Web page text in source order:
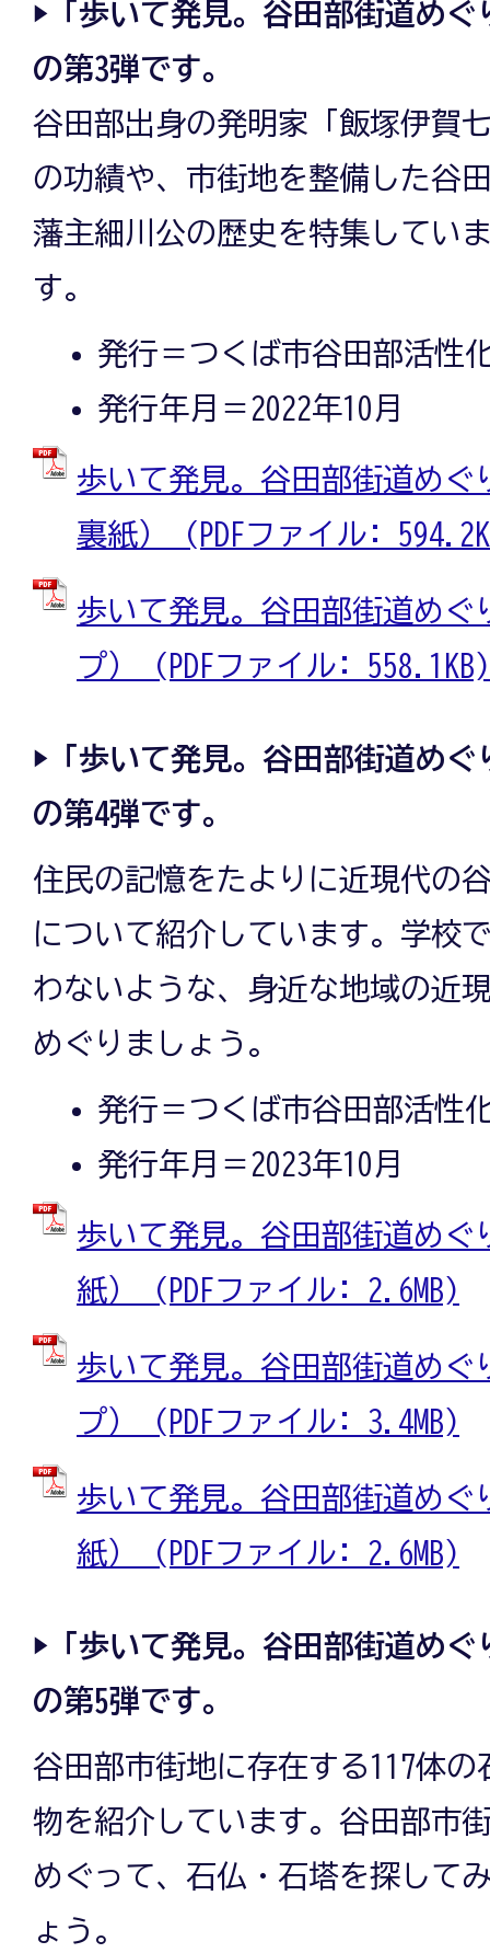
▶「歩いて発見。谷田部街道めぐ
の第3弾です。
谷田部出身の発明家「飯塚伊賀
の功績や、市街地を整備した谷
藩主細川公の歴史を特集してい
す。
発行＝つくば市谷田部活性
発行年月＝2022年10月
歩いて発見。谷田部街道め
裏紙） (PDFファイル:
歩いて発見。谷田部街道め
プ） (PDFファイル: 558.1KB)
▶「歩いて発見。谷田部街道めぐ
の第4弾です。
住民の記憶をたよりに近現代の
について紹介しています。学校
わないような、身近な地域の近
めぐりましょう。
発行＝つくば市谷田部活性
発行年月＝2023年10月
歩いて発見。谷田部街道めぐ
紙） (PDFファイル: 2.6MB)
歩いて発見。谷田部街道め
プ） (PDFファイル: 3.4MB)
歩いて発見。谷田部街道め
紙） (PDFファイル: 2.6MB)
▶「歩いて発見。谷田部街道めぐ
の第5弾です。
谷田部市街地に存在する117体の
物を紹介しています。谷田部市
めぐって、石仏・石塔を探して
ょう。